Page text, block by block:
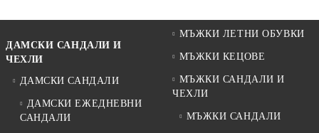
ДАМСКИ САНДАЛИ И
ЧЕХЛИ
ДАМСКИ САНДАЛИ
ДАМСКИ ЕЖЕДНЕВНИ
САНДАЛИ
МЪЖКИ ЛЕТНИ ОБУВКИ
МЪЖКИ КЕЦОВЕ
МЪЖКИ САНДАЛИ И
ЧЕХЛИ
МЪЖКИ САНДАЛИ